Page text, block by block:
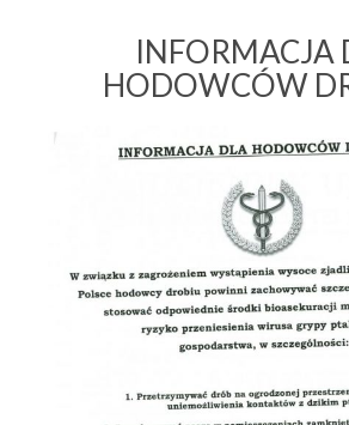
INFORMACJA
HODOWCÓW